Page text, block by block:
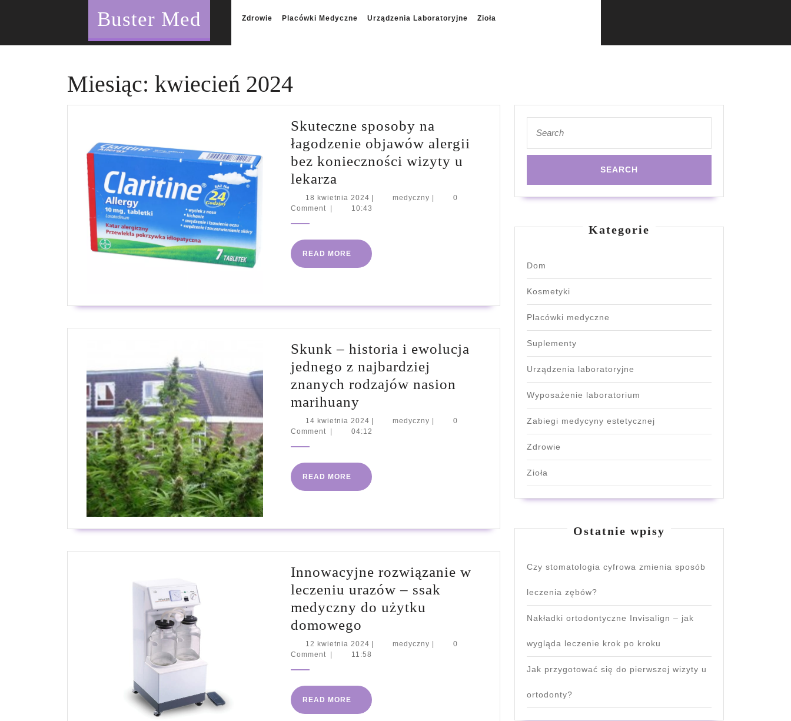
Buster Med Zdrowie Placówki Medyczne Urządzenia Laboratoryjne Zioła
Miesiąc: kwiecień 2024
Skuteczne sposoby na
łagodzenie objawów alergii
bez konieczności wizyty u
lekarza
sposoby
objawów
alergii
konieczności
lekarza
18 kwietnia 2024 18
kwietnia
medyczny medyczny
0
Comment
10:43
READ MORE
READ
MORE
Skunk – historia i ewolucja
jednego z najbardziej
znanych rodzajów nasion
marihuany
–
historia
ewolucja
jednego
najbardziej
nasion
marihuany
14 kwietnia 2024 14
kwietnia
medyczny medyczny
0
Comment
04:12
READ MORE
READ
MORE
Innowacyjne rozwiązanie w
leczeniu urazów – ssak
medyczny do użytku
domowego
rozwiązanie
w
urazów
–
12 kwietnia 2024 12
kwietnia
| medyczny medyczny
|
0
Comment
| 11:58
READ MORE
READ
MORE
for:
Kategorie
Dom
Kosmetyki
Placówki medyczne
Suplementy
Urządzenia laboratoryjne
Wyposażenie laboratorium
Zabiegi medycyny estetycznej
Zdrowie
Zioła
Ostatnie wpisy
Czy stomatologia cyfrowa zmienia sposób
leczenia zębów?
Nakładki ortodontyczne Invisalign – jak
wygląda leczenie krok po kroku
Jak przygotować się do pierwszej wizyty u
ortodonty?